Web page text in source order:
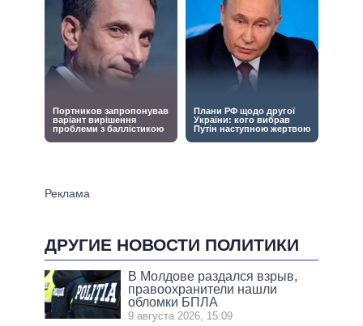
ДРУГИЕ НОВОСТИ ПОЛИТИКИ
В Молдове раздался взрыв,
правоохранители нашли
обломки БПЛА
9 августа 2026, 15:09